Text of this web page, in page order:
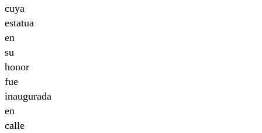
cuya
estatua
en
su
honor
fue
inaugurada
en
calle